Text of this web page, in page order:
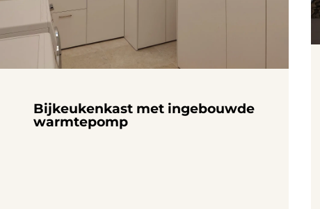
Bijkeukenkast met ingebouwde
warmtepomp